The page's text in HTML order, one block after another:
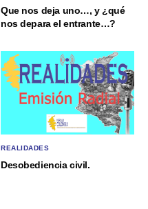
Que nos deja uno…, y ¿qué
nos depara el entrante…?
REALIDADES
Desobediencia civil.